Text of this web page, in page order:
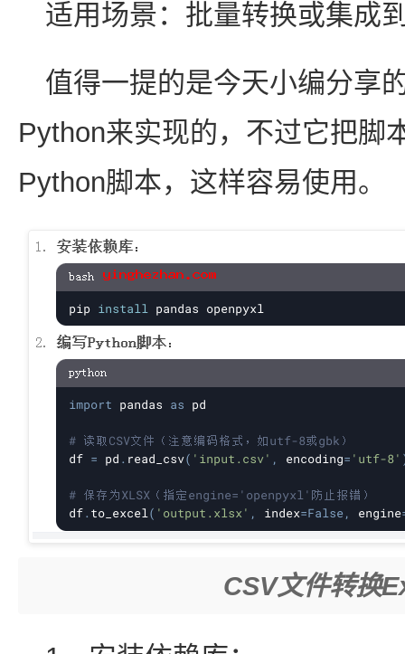
适用场景：批量转换或集成
值得一提的是今天小编分享
Python来实现的，不过它把脚
Python脚本，这样容易使用。
CSV文件转换